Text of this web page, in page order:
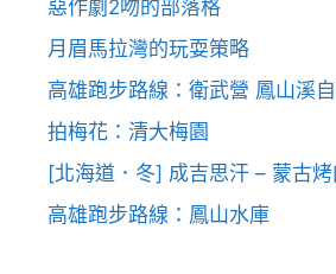
惡作劇2吻的部落格
月眉馬拉灣的玩耍策略
高雄跑步路線：衛武營 鳳山溪
拍梅花：清大梅園
[北海道．冬] 成吉思汗 – 蒙古烤
高雄跑步路線：鳳山水庫